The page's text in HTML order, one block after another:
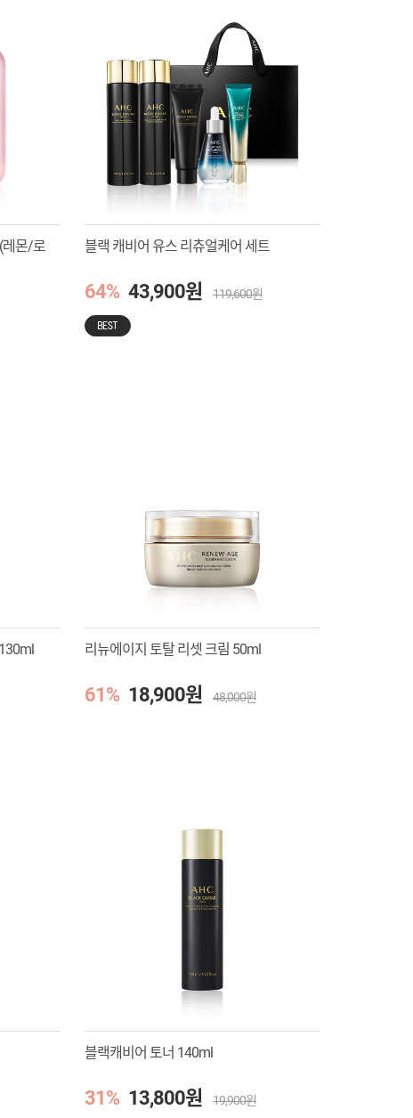
레몬/로
블랙 캐비어 유스 리츄얼케어 세트
64% 43,900원 119,600원
BEST
리뉴에이지 토탈 리셋 크림 50ml
61% 18,900원 48,000원
블랙캐비어 토너 140ml
31% 13,800원 19,900원